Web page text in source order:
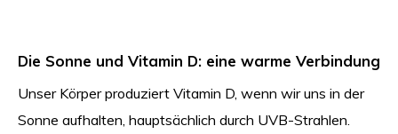
Die Sonne und Vitamin D: eine warme Verbindung
Unser Körper produziert Vitamin D, wenn wir uns in der
Sonne aufhalten, hauptsächlich durch UVB-Strahlen.